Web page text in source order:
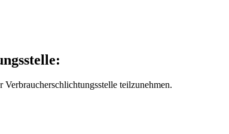
teilzunehmen.